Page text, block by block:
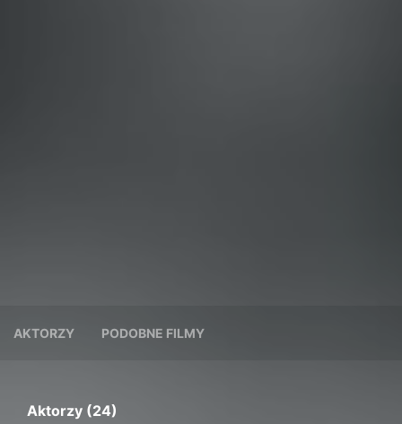
AKTORZY PODOBNE FILMY
Aktorzy (24)